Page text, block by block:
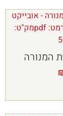
המנורה